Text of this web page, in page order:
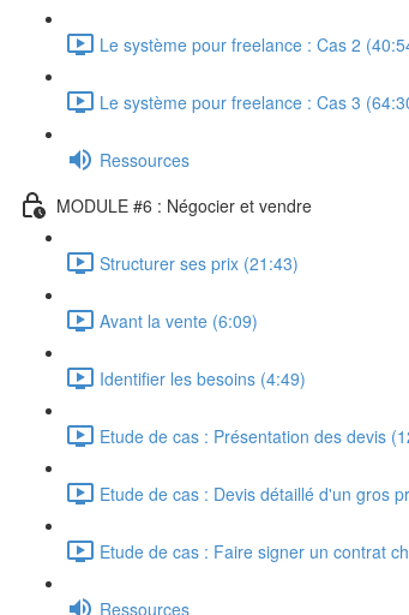
Le système pour freelance : Cas 2
Le système pour freelance : Cas 3
Ressources
MODULE #6 : Négocier et vendre
Structurer ses prix (21:43)
Avant la vente (6:09)
Identifier les besoins (4:49)
Etude de cas : Présentation des devis
Etude de cas : Devis détaillé d'un gros
Etude de cas : Faire signer un contrat
Ressources